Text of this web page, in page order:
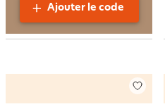
Ajouter le code